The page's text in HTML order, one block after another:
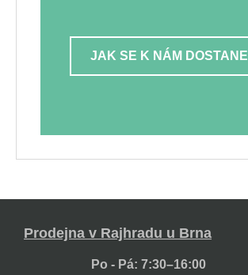
JAK SE K NÁM
Prodejna v Rajhradu u Brna
Po - Pá: 7:30–16:00